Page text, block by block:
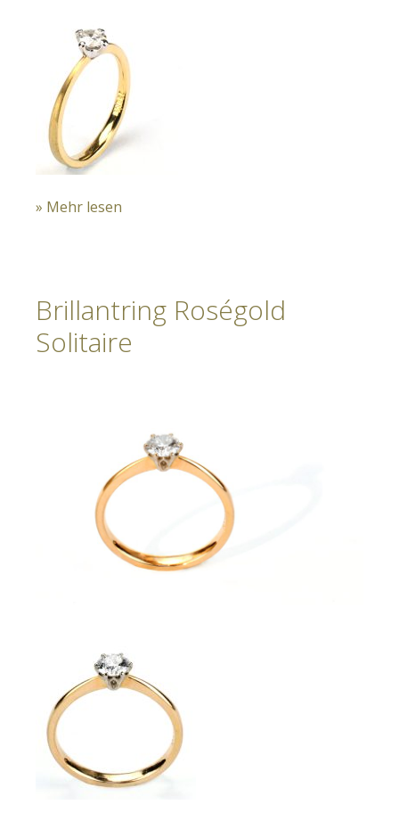
» Mehr lesen
Brillantring Roségold
Solitaire